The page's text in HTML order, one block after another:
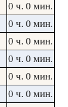
0 ч. 0 мин.
0 ч. 0 мин.
0 ч. 0 мин.
0 ч. 0 мин.
0 ч. 0 мин.
0 ч. 0 мин.